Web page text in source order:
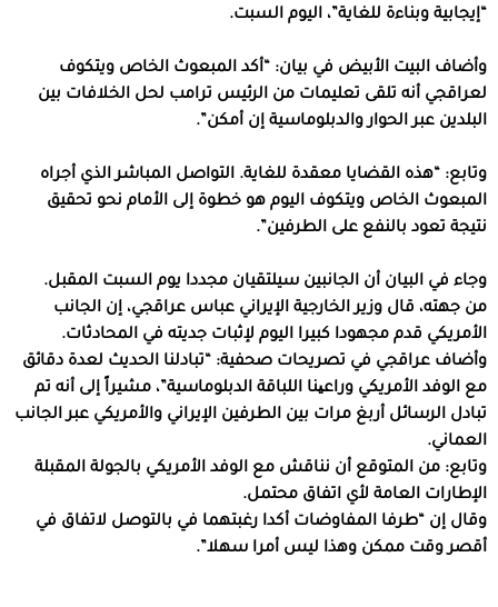
“إيجابية وبناءة للغاية”، اليوم السبت.
وأضاف البيت الأبيض في بيان: “أكد المبعوث الخاص ويتكوف
لعراقجي أنه تلقى تعليمات من الرئيس ترامب لحل الخلافات بين
البلدين عبر الحوار والدبلوماسية إن أمكن”.
وتابع: “هذه القضايا معقدة للغاية. التواصل المباشر الذي أجراه
المبعوث الخاص ويتكوف اليوم هو خطوة إلى الأمام نحو تحقيق
نتيجة تعود بالنفع على الطرفين”.
وجاء في البيان أن الجانبين سيلتقيان مجددا يوم السبت المقبل.
من جهته، قال وزير الخارجية الإيراني عباس عراقجي، إن الجانب
الأمريكي قدم مجهودا كبيرا اليوم لإثبات جديته في المحادثات.
وأضاف عراقجي في تصريحات صحفية: “تبادلنا الحديث لعدة دقائق
مع الوفد الأمريكي وراعینا اللباقة الدبلوماسية”، مشيراً إلى أنه تم
تبادل الرسائل أربغ مرات بين الطرفين الإيراني والأمريكي عبر الجانب
العماني.
وتابع: من المتوقع أن نناقش مع الوفد الأمريكي بالجولة المقبلة
الإطارات العامة لأي اتفاق محتمل.
وقال إن “طرفا المفاوضات أكدا رغبتهما في بالتوصل لاتفاق في
أقصر وقت ممكن وهذا ليس أمرا سهلا”.